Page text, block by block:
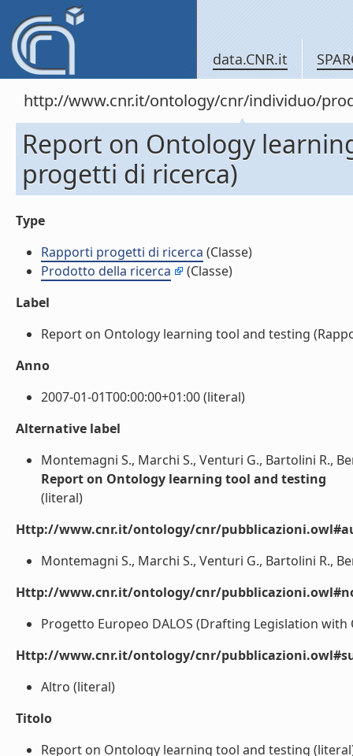
data.CNR.it
http://www.cnr.it/ontology/cnr/individuo/
Report on Ontology
progetti di ricerca)
Type
Rapporti progetti di ricerca (Classe)
Prodotto della ricerca
(Classe)
Label
Report on Ontology learning tool and testing
Anno
2007-01-01T00:00:00+01:00 (literal)
Alternative label
Montemagni S., Marchi S., Venturi G., Bartolini R.,
Report on Ontology learning tool and testing
(literal)
Http://www.cnr.it/ontology/cnr/
Montemagni S., Marchi S., Venturi G., Bartolini R.,
Http://www.cnr.it/ontology/cnr/
Progetto Europeo DALOS (Drafting Legislation
Http://www.cnr.it/ontology/cnr/
Altro (literal)
Titolo
Report on Ontology learning tool and testing